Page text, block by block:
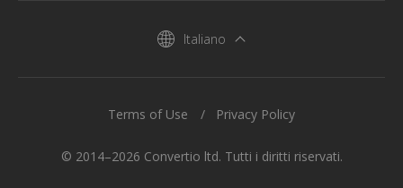
Italiano
© 2014–2026 Convertio ltd. Tutti i diritti riservati.
Terms of Use Privacy Policy